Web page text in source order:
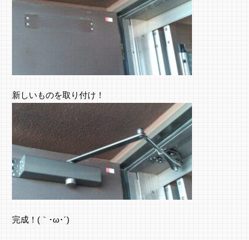
新しいものを取り付け！
完成！(｀･ω･´)ゞ